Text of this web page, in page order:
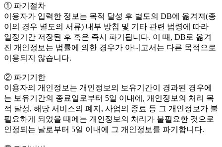
① 파기절차
이용자가 입력한 정보는 목적 달성 후 별도의 DB에 옮겨져(종
이의 경우 별도의 서류) 내부 방침 및 기타 관련 법령에 따라
일정기간 저장된 후 혹은 즉시 파기됩니다. 이 때, DB로 옮겨
진 개인정보는 법률에 의한 경우가 아니고서는 다른 목적으로
이용되지 않습니다.
② 파기기한
이용자의 개인정보는 개인정보의 보유기간이 경과된 경우에
는 보유기간의 종료일로부터 5일 이내에, 개인정보의 처리 목
적 달성, 해당 서비스의 폐지, 사업의 종료 등 그 개인정보가 불
필요하게 되었을 때에는 개인정보의 처리가 불필요한 것으로
인정되는 날로부터 5일 이내에 그 개인정보를 파기합니다.